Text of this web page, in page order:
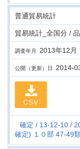
普通貿易統計
貿易統計_全国分 /
調査年月 2013年12月
公開（更新）日 2014-
CSV
確定 13-12-10
確定) １０部 47-49